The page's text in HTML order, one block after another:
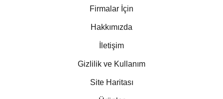
Firmalar İçin
Hakkımızda
İletişim
Gizlilik ve Kullanım
Site Haritası